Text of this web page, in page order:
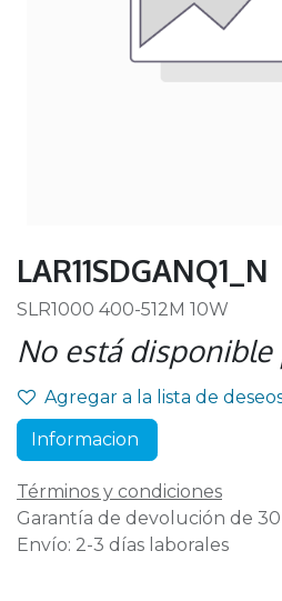
LAR11SDGANQ1_N
SLR1000 400-512M 10W
No está disponible
Agregar a la lista de
Informacion
Términos y condiciones
Garantía de devolución de
Envío: 2-3 días laborales